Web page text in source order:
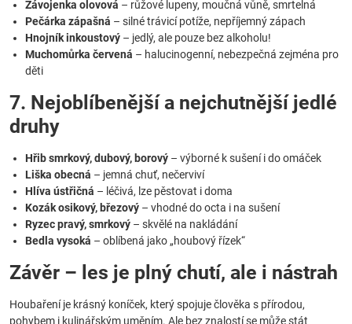
Závojenka olovová – růžové lupeny, moučná vůně, smrtelná
Pečárka zápašná – silné trávicí potíže, nepříjemný zápach
Hnojník inkoustový – jedlý, ale pouze bez alkoholu!
Muchomůrka červená – halucinogenní, nebezpečná zejména pro
děti
7. Nejoblíbenější a nejchutnější jedlé
druhy
Hřib smrkový, dubový, borový – výborné k sušení i do omáček
Liška obecná – jemná chuť, nečerviví
Hlíva ústřičná – léčivá, lze pěstovat i doma
Kozák osikový, březový – vhodné do octa i na sušení
Ryzec pravý, smrkový – skvělé na nakládání
Bedla vysoká – oblíbená jako „houbový řízek“
Závěr – les je plný chutí, ale i nástrah
Houbaření je krásný koníček, který spojuje člověka s přírodou,
pohybem i kulinářským uměním. Ale bez znalostí se může stát